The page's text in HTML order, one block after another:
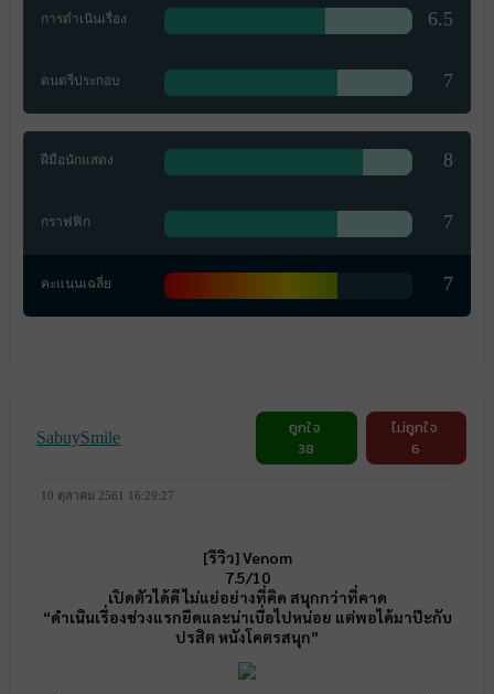
การดำเนินเรื่อง 6.5
ดนตรีประกอบ 7
ฝีมือนักแสดง 8
กราฟฟิก 7
คะแนนเฉลี่ย 7
SabuySmile
ถูกใจ
38
ไม่ถูกใจ
6
10 ตุลาคม 2561 16:29:27
[รีวิว] Venom
7.5/10
เปิดตัวได้ดี ไม่แย่อย่างที่คิด สนุกกว่าที่คาด
“ดำเนินเรื่องช่วงแรกยืดและน่าเบื่อไปหน่อย แต่พอได้มาป๊ะกับ
ปรสิต หนังโคตรสนุก”